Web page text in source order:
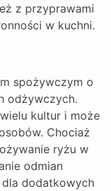
z przyprawami
w kuchni.
spożywczym o
odżywczych.
kultur i może
Chociaż
ryżu w
odmian
dla dodatkowych